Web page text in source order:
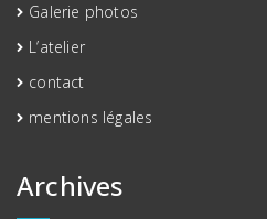
Galerie photos
L’atelier
contact
mentions légales
Archives